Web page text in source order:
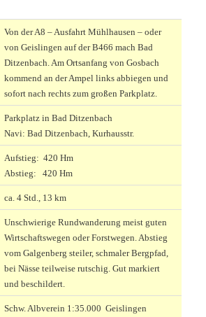
Von der A8 – Ausfahrt Mühlhausen – oder
von Geislingen auf der B466 mach Bad
Ditzenbach. Am Ortsanfang von Gosbach
kommend an der Ampel links abbiegen und
sofort nach rechts zum großen Parkplatz.
Parkplatz in Bad Ditzenbach
Navi: Bad Ditzenbach, Kurhausstr.
Aufstieg: 420 Hm
Abstieg: 420 Hm
ca. 4 Std., 13 km
Unschwierige Rundwanderung meist guten
Wirtschaftswegen oder Forstwegen. Abstieg
vom Galgenberg steiler, schmaler Bergpfad,
bei Nässe teilweise rutschig. Gut markiert
und beschildert.
Schw. Albverein 1:35.000 Geislingen